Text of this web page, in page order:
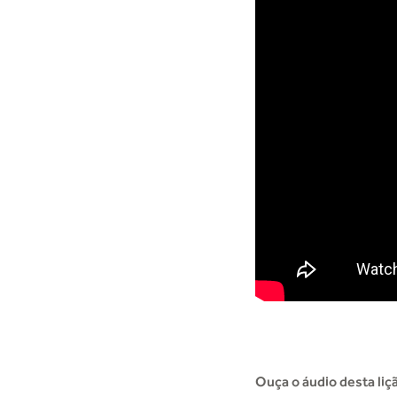
Ouça o áudio desta